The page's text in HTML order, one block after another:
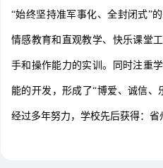
“始终坚持准军事化、全封闭式”
情感教育和直观教学、快乐课堂
手和操作能力的实训。同时注重
能的开发，形成了“博爱、诚信、
经过多年努力，学校先后获得：省